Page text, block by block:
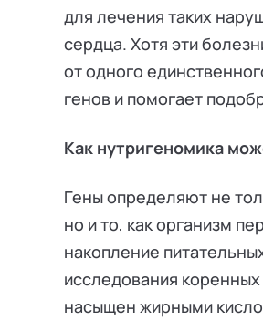
для лечения таких
сердца. Хотя эти
от одного
генов и помогает
Как нутригеномика
Гены определяют не
но и то, как организм
накопление
исследования
насыщен жирными